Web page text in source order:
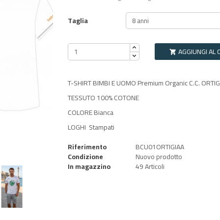
Taglia
 AGGIUNGI AL
T-SHIRT BIMBI E UOMO Premium Organic C.C.
TESSUTO 100% COTONE
COLORE Bianca
LOGHI Stampati
Riferimento
BCU01ORTIGIAA
Condizione Nuovo prodotto
In magazzino 49 Articoli